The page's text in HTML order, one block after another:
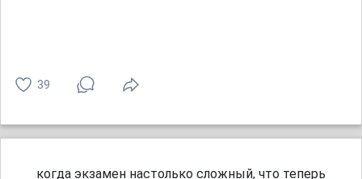
39
когда экзамен настолько сложный, что теперь